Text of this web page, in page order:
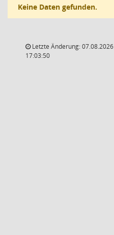
Keine Daten gefunden.
Letzte Änderung: 07.08.2026
17:03:50